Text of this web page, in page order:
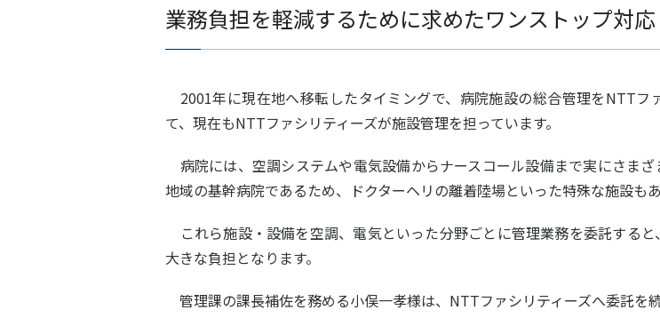
業務負担を軽減するために求めたワンストップ対応
2001年に現在地へ移転したタイミングで、病院施設の総合管理をNTT
て、現在もNTTファシリティーズが施設管理を担っています。
病院には、空調システムや電気設備からナースコール設備まで実にさま
地域の基幹病院であるため、ドクターヘリの離着陸場といった特殊な施設もあ
これら施設・設備を空調、電気といった分野ごとに管理業務を委託する
大きな負担となります。
管理課の課長補佐を務める小俣一孝様は、NTTファシリティーズへ委託を